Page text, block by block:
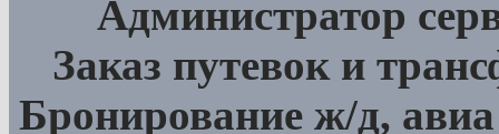
Администратор
Заказ путевок и
Бронирование ж/д,